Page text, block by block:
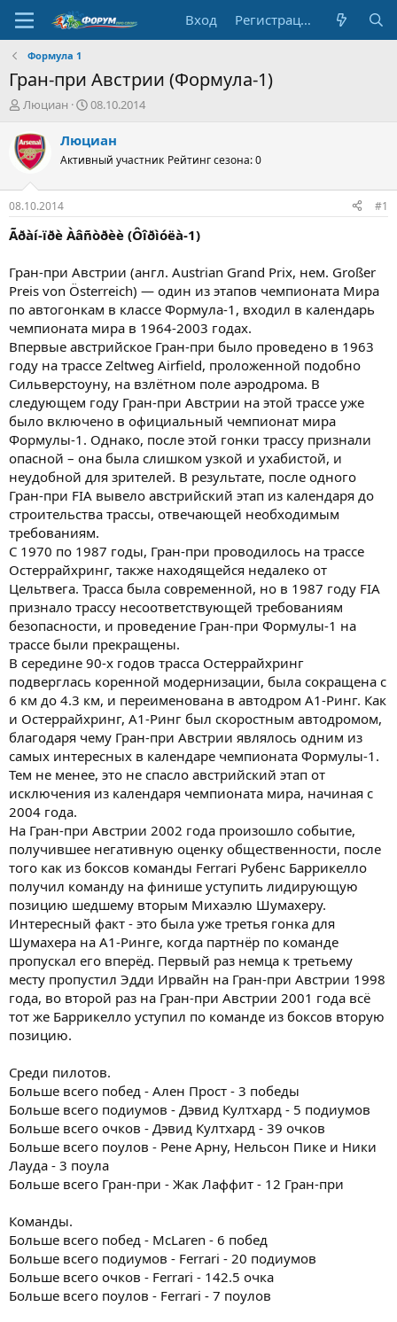
Вход Регистрация
Формула 1
Гран-при Австрии (Формула-1)
А
т
о
р
т
е
м
ы
Люциан
Д
т
а
н
а
л
08.10.2014
Люциан
Активный участник Рейтинг сезона: 0
08.10.2014 #1
Ãðàí-ïðè Àâñòðèè (Ôîðìóëà-1)
Гран-при Австрии (англ. Austrian Grand Prix, нем. Großer
Preis von Österreich) — один из этапов чемпионата Мира
по автогонкам в классе Формула-1, входил в календарь
чемпионата мира в 1964-2003 годах.
Впервые австрийское Гран-при было проведено в 1963
году на трассе Zeltweg Airfield, проложенной подобно
Сильверстоуну, на взлётном поле аэродрома. В
следующем году Гран-при Австрии на этой трассе уже
было включено в официальный чемпионат мира
Формулы-1. Однако, после этой гонки трассу признали
опасной – она была слишком узкой и ухабистой, и
неудобной для зрителей. В результате, после одного
Гран-при FIA вывело австрийский этап из календаря до
строительства трассы, отвечающей необходимым
требованиям.
С 1970 по 1987 годы, Гран-при проводилось на трассе
Остеррайхринг, также находящейся недалеко от
Цельтвега. Трасса была современной, но в 1987 году FIA
признало трассу несоответствующей требованиям
безопасности, и проведение Гран-при Формулы-1 на
трассе были прекращены.
В середине 90-х годов трасса Остеррайхринг
подверглась коренной модернизации, была сокращена с
6 км до 4.3 км, и переименована в автодром А1-Ринг. Как
и Остеррайхринг, А1-Ринг был скоростным автодромом,
благодаря чему Гран-при Австрии являлось одним из
самых интересных в календаре чемпионата Формулы-1.
Тем не менее, это не спасло австрийский этап от
исключения из календаря чемпионата мира, начиная с
2004 года.
На Гран-при Австрии 2002 года произошло событие,
получившее негативную оценку общественности, после
того как из боксов команды Ferrari Рубенс Баррикелло
получил команду на финише уступить лидирующую
позицию шедшему вторым Михаэлю Шумахеру.
Интересный факт - это была уже третья гонка для
Шумахера на А1-Ринге, когда партнёр по команде
пропускал его вперёд. Первый раз немца к третьему
месту пропустил Эдди Ирвайн на Гран-при Австрии 1998
года, во второй раз на Гран-при Австрии 2001 года всё
тот же Баррикелло уступил по команде из боксов вторую
позицию.
Среди пилотов.
Больше всего побед - Ален Прост - 3 победы
Больше всего подиумов - Дэвид Култхард - 5 подиумов
Больше всего очков - Дэвид Култхард - 39 очков
Больше всего поулов - Рене Арну, Нельсон Пике и Ники
Лауда - 3 поула
Больше всего Гран-при - Жак Лаффит - 12 Гран-при
Команды.
Больше всего побед - McLaren - 6 побед
Больше всего подиумов - Ferrari - 20 подиумов
Больше всего очков - Ferrari - 142.5 очка
Больше всего поулов - Ferrari - 7 поулов